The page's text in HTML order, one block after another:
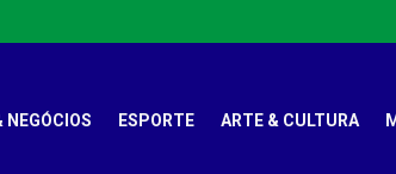
NEGÓCIOS ESPORTE ARTE & CULTURA